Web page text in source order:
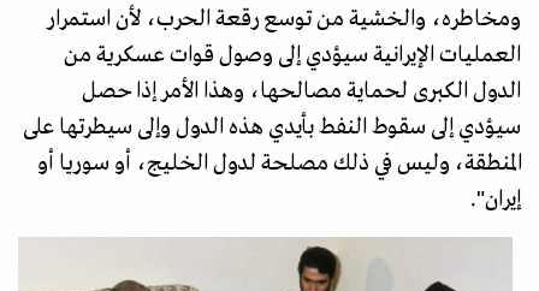
ومخاطره، والخشية من توسع رقعة الحرب، لأن استمرار
العمليات الإيرانية سيؤدي إلى وصول قوات عسكرية من
الدول الكبرى لحماية مصالحها، وهذا الأمر إذا حصل
سيؤدي إلى سقوط النفط بأيدي هذه الدول وإلى سيطرتها على
المنطقة، وليس في ذلك مصلحة لدول الخليج، أو سوريا أو
إيران".